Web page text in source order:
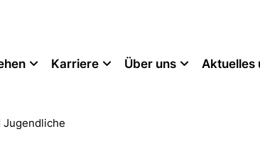
Karriere Über uns Aktuelles
Jugendliche